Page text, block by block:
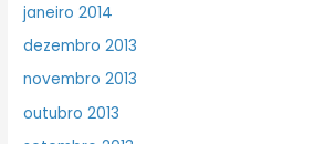
janeiro 2014
dezembro 2013
novembro 2013
outubro 2013